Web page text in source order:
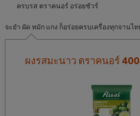
ครบรส ตราคนอร์ อร่อยชัวร์
จะยำ ผัด หมัก แกง ก็อร่อยครบเครื่องทุกจานไ
ผงรสมะนาว ตราคนอร์